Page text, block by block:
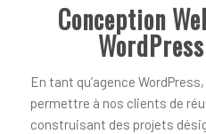
Conception
En tant qu’agence
permettre à nos clients de
construisant des projets